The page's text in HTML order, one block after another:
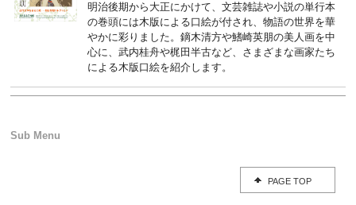
明治後期から大正にかけて、文芸雑誌や小説の単行本
の巻頭には木版による口絵が付され、物語の世界を華
やかに彩りました。鏑木清方や鰭崎英朋の美人画を中
心に、武内桂舟や梶田半古など、さまざまな画家たち
による木版口絵を紹介します。
PAGE TOP